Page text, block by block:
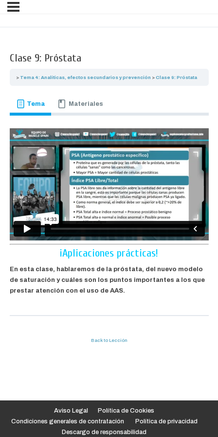
Clase 9: Próstata
Tema 4: Analíticas, efectos secundarios y prevención Clase 9: Próstata
Tema Materiales
¡Aplicaciones prácticas!
En esta clase, hablaremos de la próstata, del nuevo modelo
de saturación y cuáles son los puntos importantes a los que
prestar atención con el uso de AAS.
Back to Lección
Aviso Legal
Política de Cookies
Condiciones generales de contratación
Política de privacidad
Descargo de responsabilidad